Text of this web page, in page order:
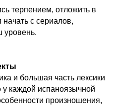
терпением, отложить в
начать с сериалов,
уровень.
и большая часть лексики
каждой испаноязычной
произношения,